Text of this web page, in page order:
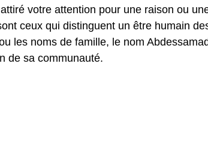
votre attention pour une raison ou
ceux qui distinguent un être humain
les noms de famille, le nom Abdessamad
de sa communauté.